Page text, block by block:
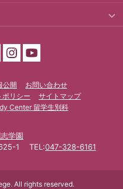
公開
お問い合わせ
ポリシー
サイトマップ
Center 留学生別科
学園
625-1 TEL:047-328-6161
All rights reserved.